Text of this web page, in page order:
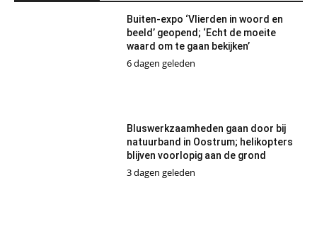
Buiten-expo ‘Vlierden in woord en
beeld’ geopend; ‘Echt de moeite
waard om te gaan bekijken’
6 dagen geleden
Bluswerkzaamheden gaan door bij
natuurband in Oostrum; helikopters
blijven voorlopig aan de grond
3 dagen geleden